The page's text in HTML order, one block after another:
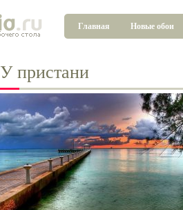
Главная Новые обои
У пристани